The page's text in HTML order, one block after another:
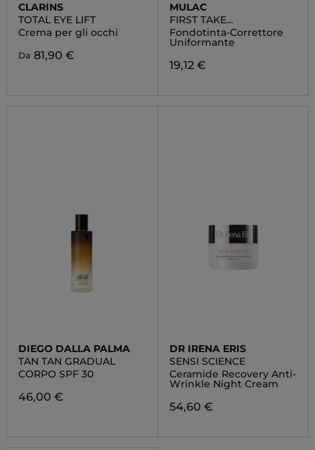
CLARINS
TOTAL EYE LIFT
Crema per gli occhi
Da 81,90 €
MULAC
FIRST TAKE
FOUNDCEALER
Fondotinta-Correttore
Uniformante
19,12 €
DIEGO DALLA PALMA
TAN TAN GRADUAL
CORPO SPF 30
46,00 €
DR IRENA ERIS
SENSI SCIENCE
Ceramide Recovery Anti-
Wrinkle Night Cream
54,60 €